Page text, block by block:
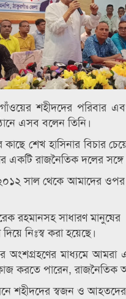
শহীদদের পরিবার
এসব বলেন তিনি।
কাছে শেখ হাসিনার বিচার
একটি রাজনৈতিক দলের
২০১২ সাল থেকে আমাদের
রহমানসহ সাধারণ মানুষের
নিঃস্ব করা হয়েছে।
মাধ্যমে আমরা
করতে পারেন, রাজনৈতিক
শহীদদের স্বজন ও আহতদের